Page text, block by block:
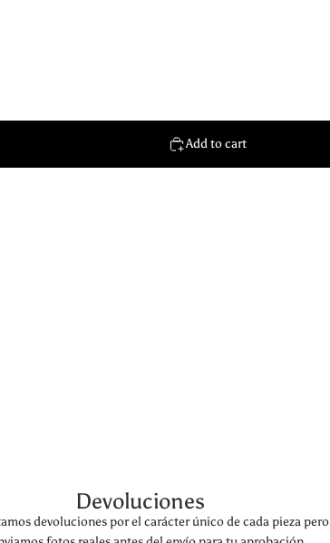
Add to cart
Devoluciones
devoluciones por el carácter único de cada pieza pero